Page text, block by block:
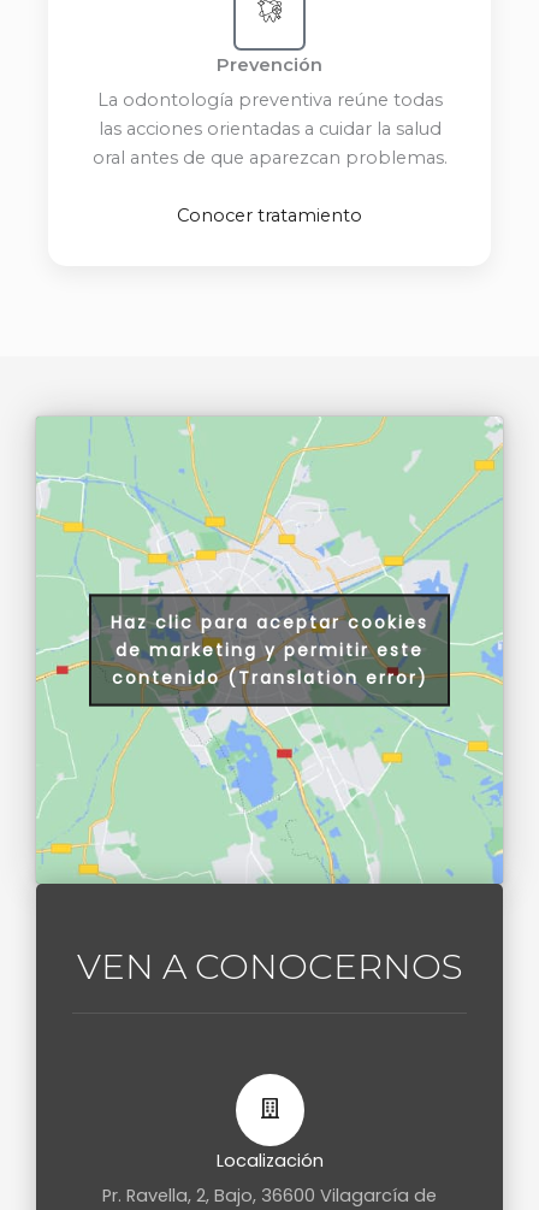
Prevención
La odontología preventiva reúne todas
las acciones orientadas a cuidar la salud
oral antes de que aparezcan problemas.
Conocer tratamiento
VEN A CONOCERNOS
Localización
Pr. Ravella, 2, Bajo, 36600 Vilagarcía de
Haz clic para aceptar cookies
de marketing y permitir este
contenido (Translation error)